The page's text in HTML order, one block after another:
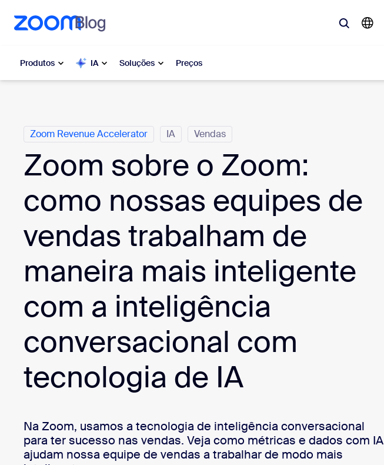
conteúdo principal
o chat de ajuda
Produtos IA Soluções Preços
Zoom Workplace
Serviços corporativos da Zoom
Zoom CX
Zoom AI
Desenvolvedores
Aplicativos e integrações
My Notes
ZoomMate
Phone
Contact Center
Bonsai
Instalar no computador Entre em contato
Categorias
Zoom Revenue Accelerator IA Vendas
Zoom sobre o Zoom:
como nossas equipes de
vendas trabalham de
maneira mais inteligente
com a inteligência
conversacional com
tecnologia de IA
Na Zoom, usamos a tecnologia de inteligência conversacional
para ter sucesso nas vendas. Veja como métricas e dados com IA
ajudam nossa equipe de vendas a trabalhar de modo mais